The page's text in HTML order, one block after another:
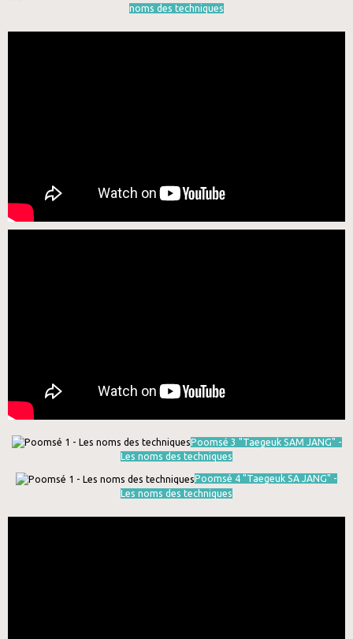
noms des techniques
Poomsé 3 "Taegeuk SAM JANG" -
Les noms des techniques
Poomsé 4 "Taegeuk SA JANG" -
Les noms des techniques